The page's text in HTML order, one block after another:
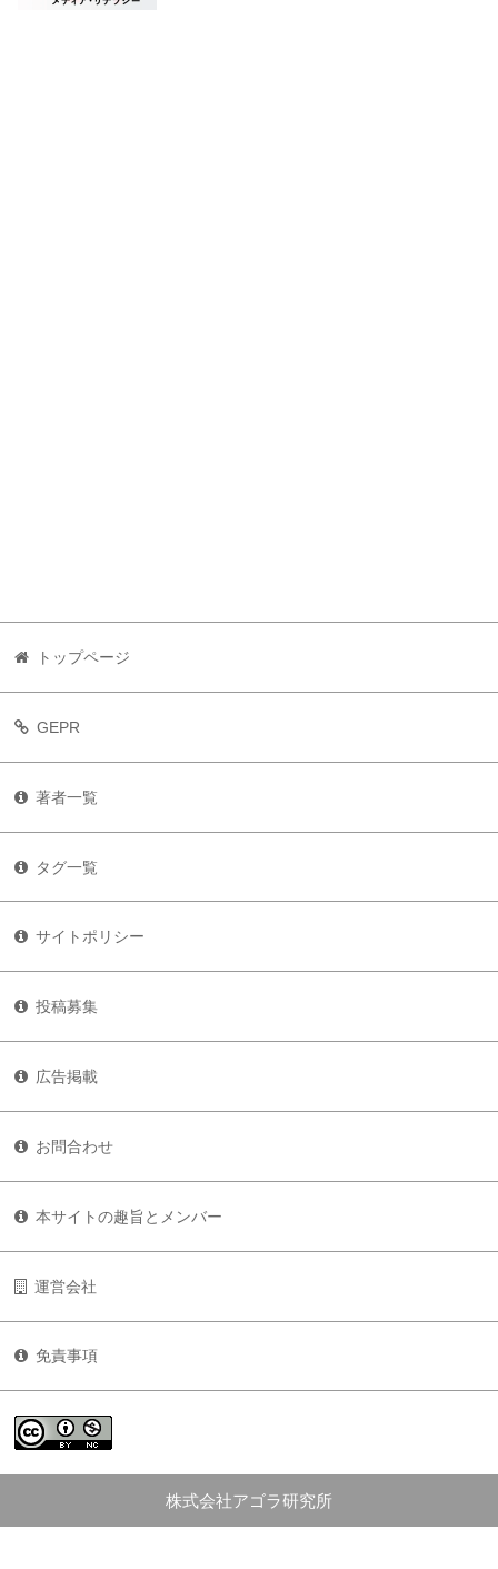
トップページ
GEPR
著者一覧
タグ一覧
サイトポリシー
投稿募集
広告掲載
お問合わせ
本サイトの趣旨とメンバー
運営会社
免責事項
株式会社アゴラ研究所